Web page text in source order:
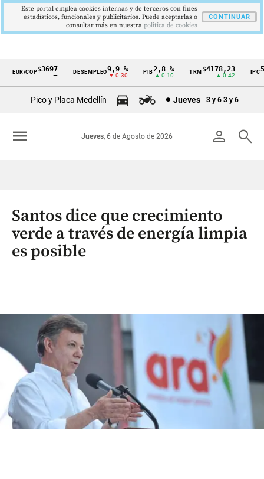
Cintillo
Colombia
EUR/COP$3697 DESEMPLEO 9,9 %
▼ 0.30
PIB2,8 %
▲ 0.10
TRM$4178,23
▲ 0.42 ▼
Pico y Placa Medellín Jueves 3 y 6 3 y 6
person search
Jueves, 6 de Agosto de 2026
menu
Santos dice que crecimiento
verde a través de energía limpia
es posible
Este portal emplea cookies internas y de terceros con fines
estadísticos, funcionales y publicitarios. Puede aceptarlas o
consultar más en nuestra politica de cookies
CONTINUAR